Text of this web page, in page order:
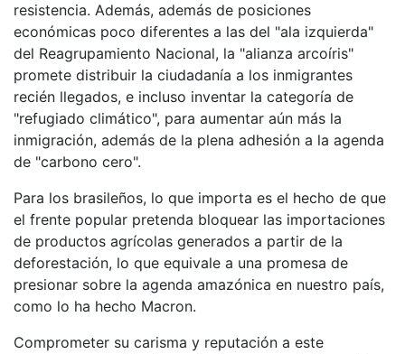
resistencia. Además, además de posiciones
económicas poco diferentes a las del "ala izquierda"
del Reagrupamiento Nacional, la "alianza arcoíris"
promete distribuir la ciudadanía a los inmigrantes
recién llegados, e incluso inventar la categoría de
"refugiado climático", para aumentar aún más la
inmigración, además de la plena adhesión a la agenda
de "carbono cero".
Para los brasileños, lo que importa es el hecho de que
el frente popular pretenda bloquear las importaciones
de productos agrícolas generados a partir de la
deforestación, lo que equivale a una promesa de
presionar sobre la agenda amazónica en nuestro país,
como lo ha hecho Macron.
Comprometer su carisma y reputación a este